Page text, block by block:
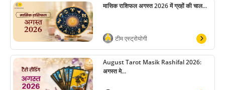
मासिक राशिफल अगस्त 2026 में ग्रहों की चाल...
टीम एस्ट्रोयोगी
August Tarot Masik Rashifal 2026:
अगस्त मे...